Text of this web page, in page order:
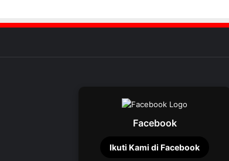
Facebook
Ikuti Kami di Facebook